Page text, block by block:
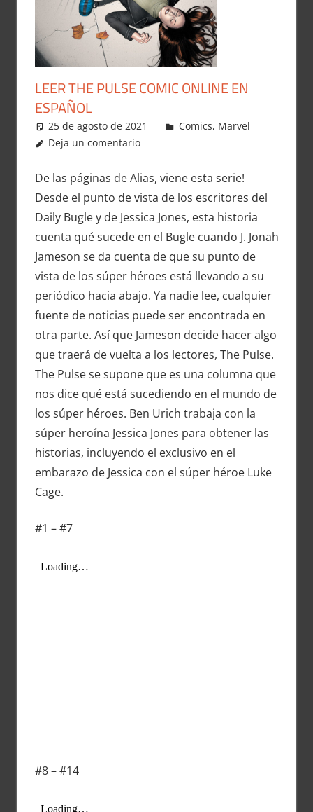
LEER THE PULSE COMIC ONLINE EN
ESPAÑOL
25 de agosto de 2021 Carlitox Banana
Comics, Marvel
Deja un comentario
De las páginas de Alias, viene esta serie!
Desde el punto de vista de los escritores del
Daily Bugle y de Jessica Jones, esta historia
cuenta qué sucede en el Bugle cuando J. Jonah
Jameson se da cuenta de que su punto de
vista de los súper héroes está llevando a su
periódico hacia abajo. Ya nadie lee, cualquier
fuente de noticias puede ser encontrada en
otra parte. Así que Jameson decide hacer algo
que traerá de vuelta a los lectores, The Pulse.
The Pulse se supone que es una columna que
nos dice qué está sucediendo en el mundo de
los súper héroes. Ben Urich trabaja con la
súper heroína Jessica Jones para obtener las
historias, incluyendo el exclusivo en el
embarazo de Jessica con el súper héroe Luke
Cage.
#1 – #7
#8 – #14